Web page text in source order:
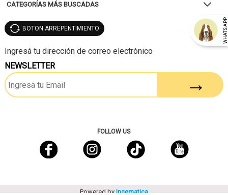
CATEGORÍAS MÁS BUSCADAS
WHATSAPP
BOTON ARREPENTIMIENTO
NEWSLETTER
FOLLOW US
Powered by Ingematica